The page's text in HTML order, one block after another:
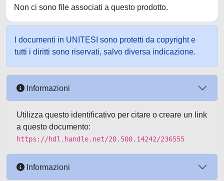
Non ci sono file associati a questo prodotto.
I documenti in UNITESI sono protetti da copyright e
tutti i diritti sono riservati, salvo diversa indicazione.
Informazioni
Utilizza questo identificativo per citare o creare un link
a questo documento:
https://hdl.handle.net/20.500.14242/236555
Informazioni